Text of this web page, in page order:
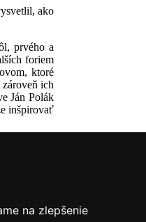
na zlepšenie
ako
prvého a
foriem
ktoré
ich
Ján Polák
inšpirovať